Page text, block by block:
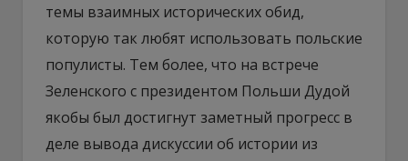
темы взаимных исторических обид,
которую так любят использовать польские
популисты. Тем более, что на встрече
Зеленского с президентом Польши Дудой
якобы был достигнут заметный прогресс в
деле вывода дискуссии об истории из